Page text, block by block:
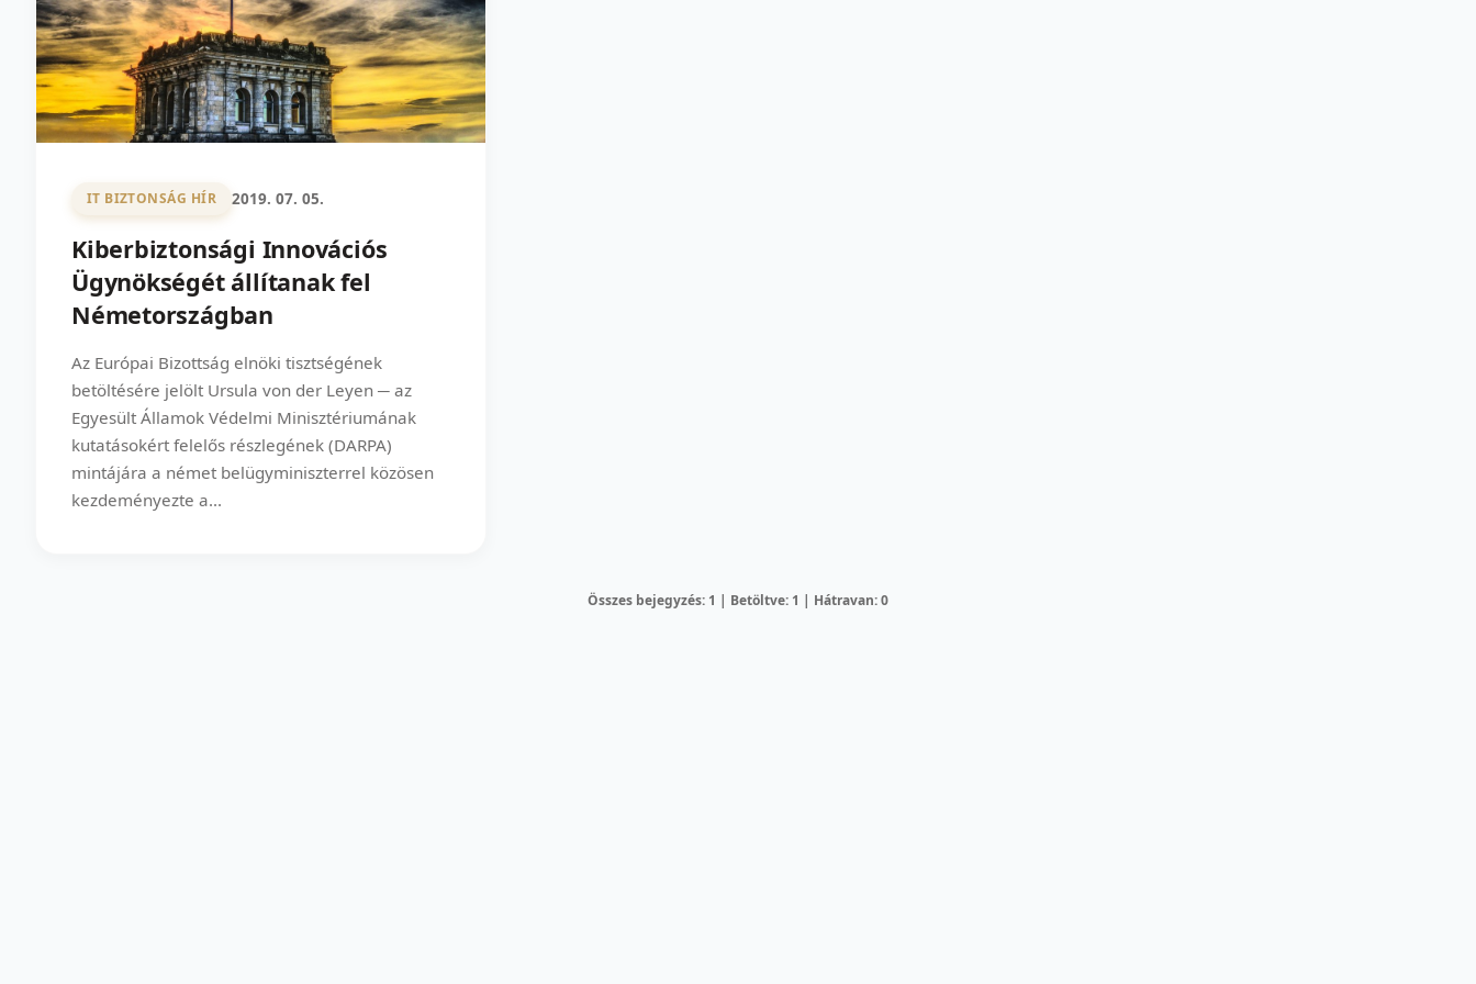
IT BIZTONSÁG HÍR 2019. 07. 05.
Kiberbiztonsági Innovációs
Ügynökségét állítanak fel
Németországban
Az Európai Bizottság elnöki tisztségének
betöltésére jelölt Ursula von der Leyen ─ az
Egyesült Államok Védelmi Minisztériumának
kutatásokért felelős részlegének (DARPA)
mintájára a német belügyminiszterrel közösen
kezdeményezte a...
Összes bejegyzés: 1 | Betöltve: 1 | Hátravan: 0